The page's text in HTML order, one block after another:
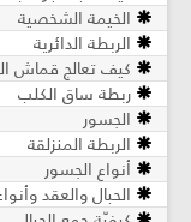
الخيمة الشخصية
الربطة الدائرية
كيف تعالج قماش
ربطة ساق الكلب
الجسور
الربطة المنزلقة
أنواع الجسور
الحبال والعقد